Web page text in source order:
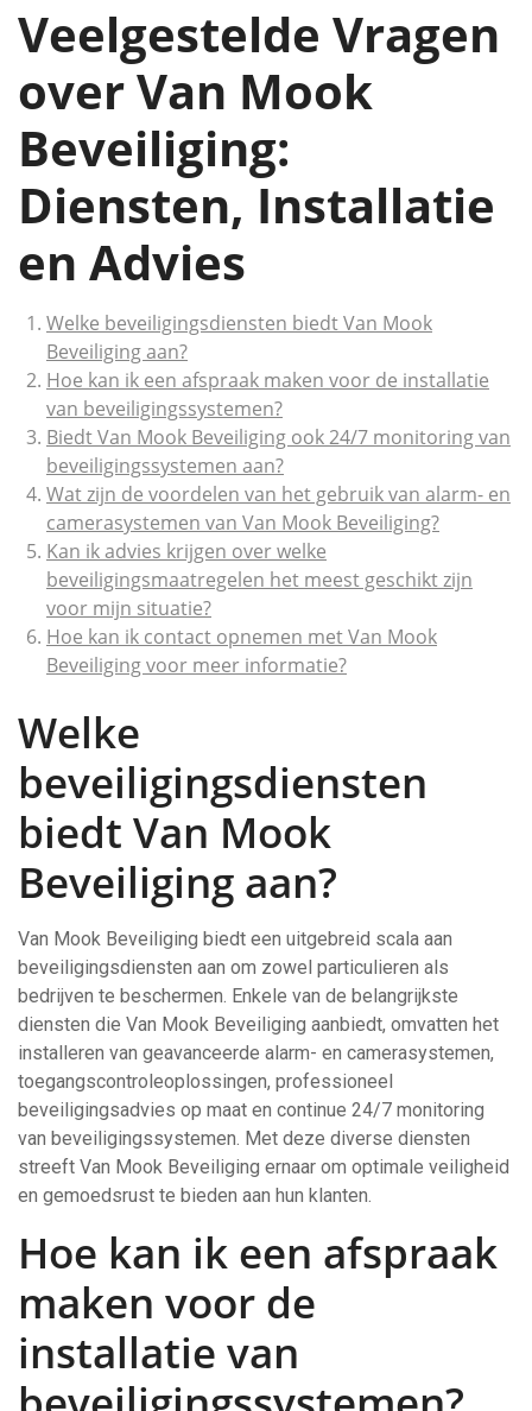
Veelgestelde Vragen
over Van Mook
Beveiliging:
Diensten, Installatie
en Advies
Welke beveiligingsdiensten biedt Van Mook
Beveiliging aan?
Hoe kan ik een afspraak maken voor de installatie
van beveiligingssystemen?
Biedt Van Mook Beveiliging ook 24/7 monitoring van
beveiligingssystemen aan?
Wat zijn de voordelen van het gebruik van alarm- en
camerasystemen van Van Mook Beveiliging?
Kan ik advies krijgen over welke
beveiligingsmaatregelen het meest geschikt zijn
voor mijn situatie?
Hoe kan ik contact opnemen met Van Mook
Beveiliging voor meer informatie?
Welke
beveiligingsdiensten
biedt Van Mook
Beveiliging aan?
Van Mook Beveiliging biedt een uitgebreid scala aan
beveiligingsdiensten aan om zowel particulieren als
bedrijven te beschermen. Enkele van de belangrijkste
diensten die Van Mook Beveiliging aanbiedt, omvatten het
installeren van geavanceerde alarm- en camerasystemen,
toegangscontroleoplossingen, professioneel
beveiligingsadvies op maat en continue 24/7 monitoring
van beveiligingssystemen. Met deze diverse diensten
streeft Van Mook Beveiliging ernaar om optimale veiligheid
en gemoedsrust te bieden aan hun klanten.
Hoe kan ik een afspraak
maken voor de
installatie van